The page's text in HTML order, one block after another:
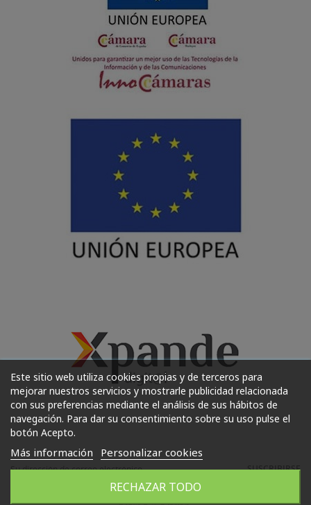
Este sitio web utiliza cookies propias y de terceros para
mejorar nuestros servicios y mostrarle publicidad relacionada
con sus preferencias mediante el análisis de sus hábitos de
navegación. Para dar su consentimiento sobre su uso pulse el
botón Acepto.
Más información Personalizar cookies
RECHAZAR TODO
SUSCRIBIRSE